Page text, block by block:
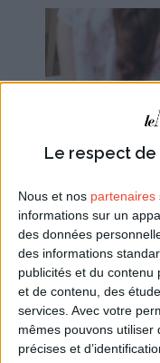
Le respect
Nous et nos partenaires
informations sur un
des données
des informations
publicités et du contenu
et de contenu, des
services. Avec votre
mêmes pouvons utiliser
précises et
Dans les
fêtées le
tradition vient
jeune